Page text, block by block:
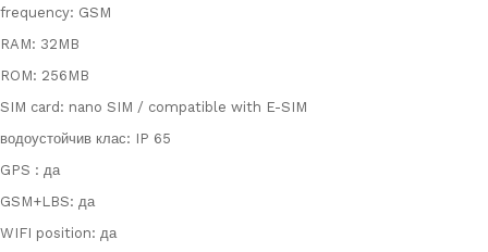
frequency: GSM
RAM: 32MB
ROM: 256MB
SIM card: nano SIM / compatible with E-SIM
водоустойчив клас: IP 65
GPS : да
GSM+LBS: да
WIFI position: да